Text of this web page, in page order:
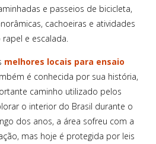
e passeios de bicicleta,
cachoeiras e atividades
e escalada.
melhores locais para ensaio
é conhecida por sua história,
caminho utilizado pelos
o interior do Brasil durante o
dos anos, a área sofreu com a
mas hoje é protegida por leis